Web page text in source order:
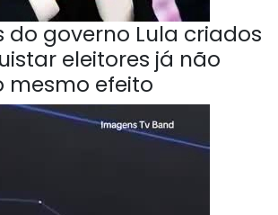
do governo Lula criados
eleitores já não
mesmo efeito